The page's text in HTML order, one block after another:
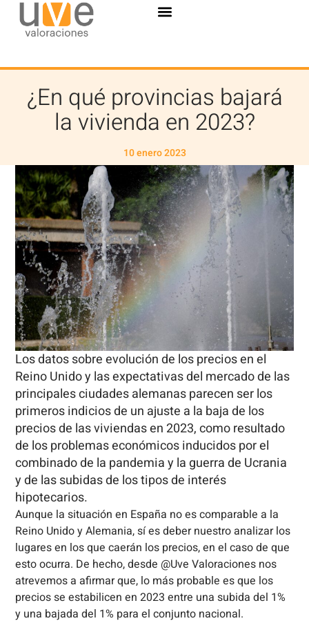
¿En qué provincias bajará
la vivienda en 2023?
10 enero 2023
Los datos sobre evolución de los precios en el
Reino Unido y las expectativas del mercado de las
principales ciudades alemanas parecen ser los
primeros indicios de un ajuste a la baja de los
precios de las viviendas en 2023, como resultado
de los problemas económicos inducidos por el
combinado de la pandemia y la guerra de Ucrania
y de las subidas de los tipos de interés
hipotecarios.
Aunque la situación en España no es comparable a la
Reino Unido y Alemania, sí es deber nuestro analizar los
lugares en los que caerán los precios, en el caso de que
esto ocurra. De hecho, desde @Uve Valoraciones nos
atrevemos a afirmar que, lo más probable es que los
precios se estabilicen en 2023 entre una subida del 1%
y una bajada del 1% para el conjunto nacional.